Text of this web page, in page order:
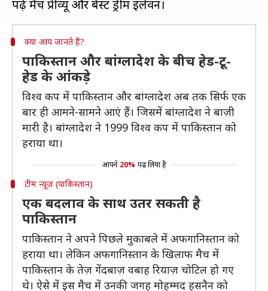
क्या आप जानते हैं?
पाकिस्तान और बांग्लादेश के बीच हेड-टू-
हेड के आंकड़े
विश्व कप में पाकिस्तान और बांग्लादेश अब तक सिर्फ एक
बार ही आमने-सामने आएं हैं। जिसमें बांग्लादेश ने बाज़ी
मारी है। बांग्लादेश ने 1999 विश्व कप में पाकिस्तान को
हराया था।
आपने 20% पढ़ लिया है
टीम न्यूज़ (पाकिस्तान)
एक बदलाव के साथ उतर सकती है
पाकिस्तान
पाकिस्तान ने अपने पिछले मुकाबले में अफगानिस्तान को
हराया था। लेकिन अफगानिस्तान के खिलाफ मैच में
पाकिस्तान के तेज़ गेंदबाज़ वबाह रियाज़ चोटिल हो गए
थे। ऐसे में इस मैच में उनकी जगह मोहम्मद हसनैन को